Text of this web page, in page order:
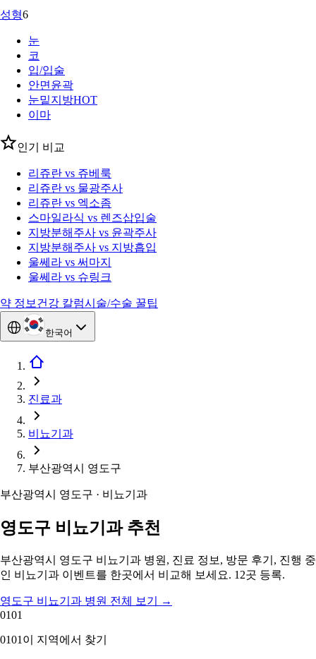
성형6
눈
코
입/입술
안면윤곽
눈밑지방HOT
이마
인기 비교
리쥬란 vs 쥬베룩
리쥬란 vs 물광주사
리쥬란 vs 엑소좀
스마일라식 vs 렌즈삽입술
지방분해주사 vs 윤곽주사
지방분해주사 vs 지방흡입
울쎄라 vs 써마지
울쎄라 vs 슈링크
약 정보 건강 칼럼시술/수술 꿀팁
한국어
진료과
비뇨기과
부산광역시 영도구
부산광역시 영도구 · 비뇨기과
영도구 비뇨기과 추천
부산광역시 영도구 비뇨기과 병원, 진료 정보, 방문 후기, 진행 중
인 비뇨기과 이벤트를 한곳에서 비교해 보세요. 12곳 등록.
영도구 비뇨기과 병원 전체 보기
→
0101
0101 이 지역에서 찾기